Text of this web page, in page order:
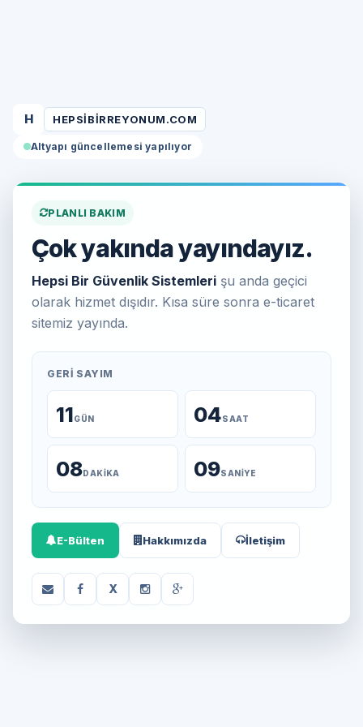
H HEPSIBIRREYONUM.COM
Altyapı güncellemesi yapılıyor
PLANLI BAKIM
Çok yakında yayındayız.
Hepsi Bir Güvenlik Sistemleri şu anda geçici
olarak hizmet dışıdır. Kısa süre sonra e-ticaret
sitemiz yayında.
GERI SAYIM
11GÜN 04SAAT
08DAKIKA 09SANIYE
E-Bülten Hakkımızda İletişim
X